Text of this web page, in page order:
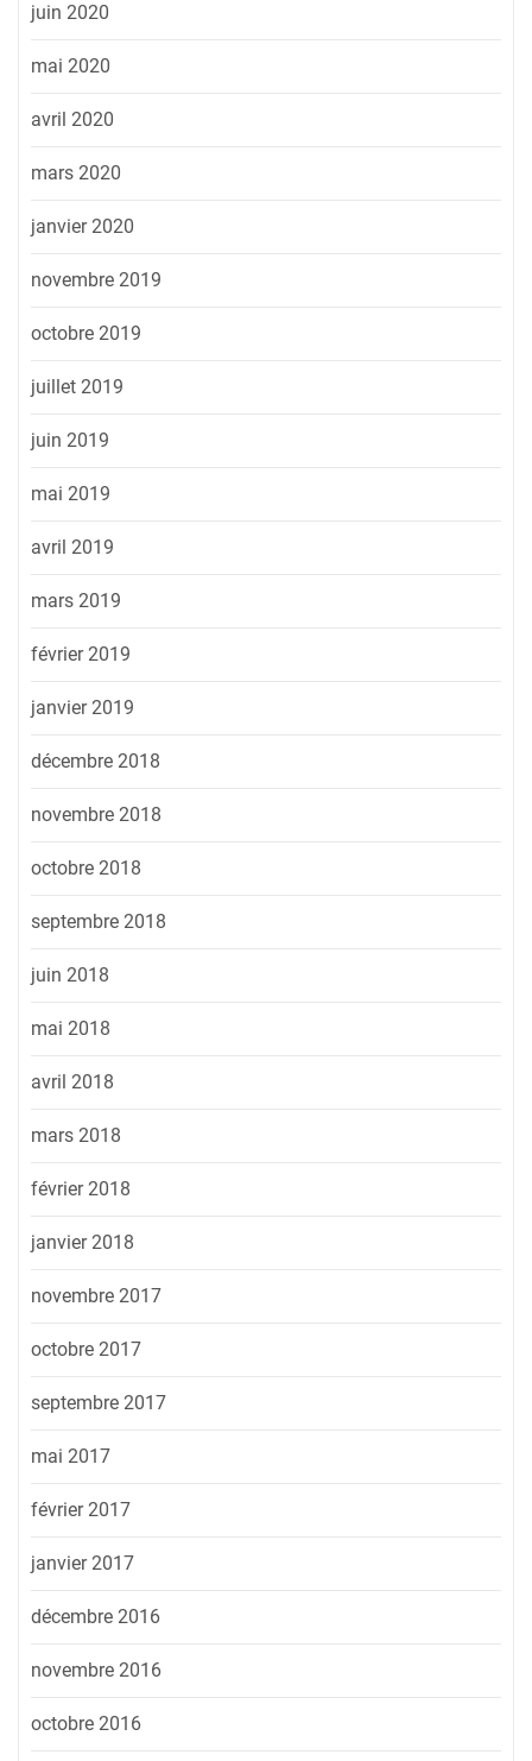
juin 2020
mai 2020
avril 2020
mars 2020
janvier 2020
novembre 2019
octobre 2019
juillet 2019
juin 2019
mai 2019
avril 2019
mars 2019
février 2019
janvier 2019
décembre 2018
novembre 2018
octobre 2018
septembre 2018
juin 2018
mai 2018
avril 2018
mars 2018
février 2018
janvier 2018
novembre 2017
octobre 2017
septembre 2017
mai 2017
février 2017
janvier 2017
décembre 2016
novembre 2016
octobre 2016